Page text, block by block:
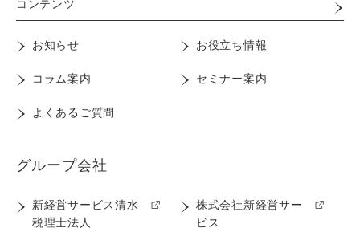
コンテンツ
お知らせ お役立ち情報
コラム案内 セミナー案内
よくあるご質問
グループ会社
新経営サービス清水
税理士法人
株式会社新経営サー
ビス